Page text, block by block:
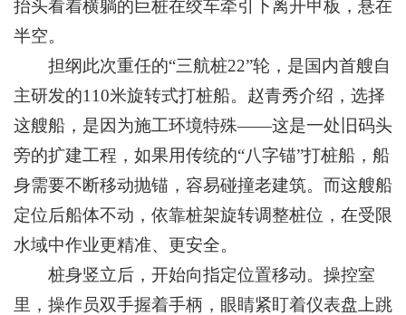
抬头看着横躺的巨桩在绞车牵引下离开甲板，悬在
半空。
担纲此次重任的“三航桩22”轮，是国内首艘自
主研发的110米旋转式打桩船。赵青秀介绍，选择
这艘船，是因为施工环境特殊——这是一处旧码头
旁的扩建工程，如果用传统的“八字锚”打桩船，船
身需要不断移动抛锚，容易碰撞老建筑。而这艘船
定位后船体不动，依靠桩架旋转调整桩位，在受限
水域中作业更精准、更安全。
桩身竖立后，开始向指定位置移动。操控室
里，操作员双手握着手柄，眼睛紧盯着仪表盘上跳